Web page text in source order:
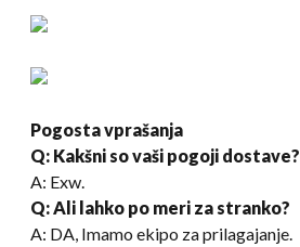
Pogosta vprašanja
Q: Kakšni so vaši pogoji dostave?
A: Exw.
Q: Ali lahko po meri za stranko?
A: DA, Imamo ekipo za prilagajanje.